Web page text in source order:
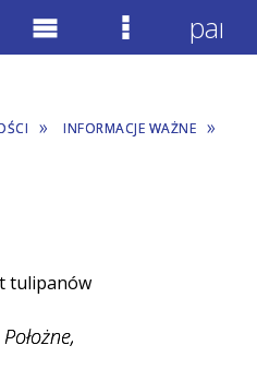
INFORMACJE WAŻNE
Menu Menu
panel